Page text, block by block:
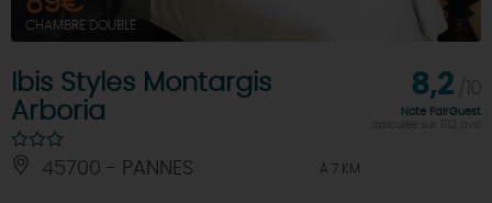
CHAMBRE DOUBLE
Ibis Styles Montargis
Arboria
45700 - PANNES À 7 KM
8,2
Note FairGuest
calculée sur 1112 avis